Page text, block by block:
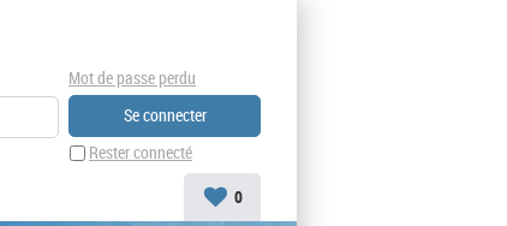
Rester connecté
Mot de passe perdu
0